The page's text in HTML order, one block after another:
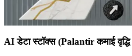
AI डेटा स्टॉक्स (Palantir कमाई